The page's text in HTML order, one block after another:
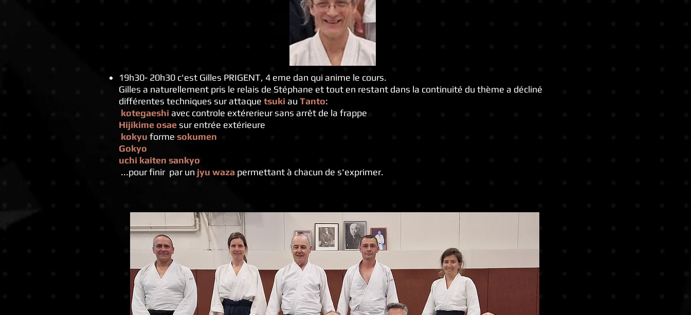
19h30- 20h30 c'est Gilles PRIGENT, 4 eme dan qui anime le cours.
Gilles a naturellement pris le relais de Stéphane et tout en restant dans la continuité du thème a décliné
différentes techniques sur attaque tsuki au Tanto:
kotegaeshi avec controle extérerieur sans arrêt de la frappe
Hijikime osae sur entrée extérieure
kokyu forme sokumen
Gokyo
uchi kaiten sankyo
...pour finir par un jyu waza permettant à chacun de s'exprimer.